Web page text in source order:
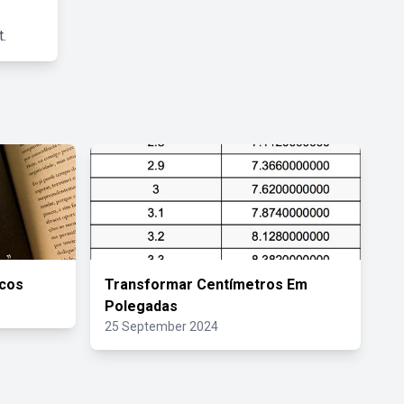
Transformar Centímetros Em
Polegadas
25 September 2024